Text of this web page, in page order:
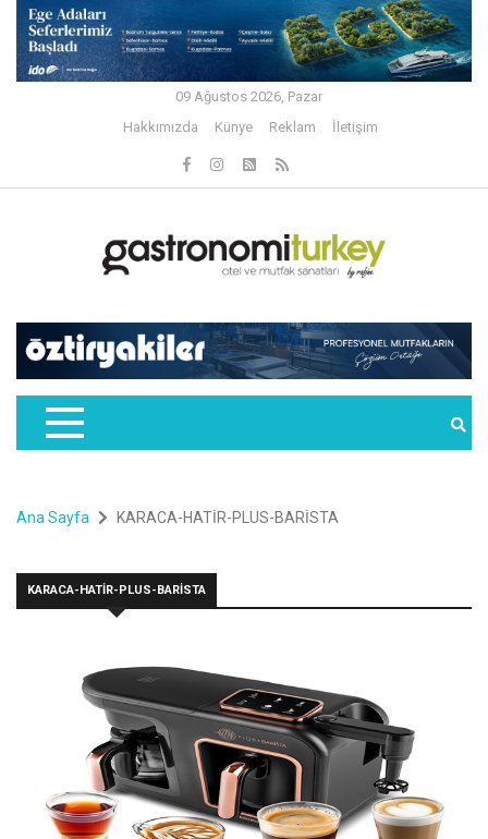
09 Ağustos 2026, Pazar
Hakkımızda
Künye Reklam İletişim
Ana Sayfa KARACA-HATİR-PLUS-BARİSTA
KARACA-HATİR-PLUS-BARİSTA